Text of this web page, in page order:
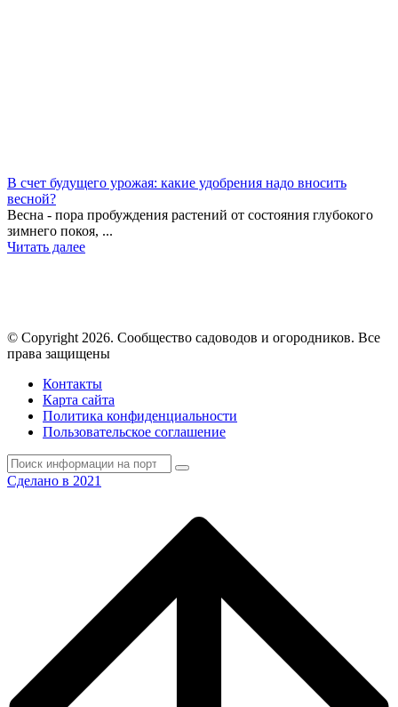
В счет будущего урожая: какие удобрения надо вносить
весной?
Весна - пора пробуждения растений от состояния глубокого
зимнего покоя, ...
Читать далее
© Copyright 2026. Cообщество садоводов и огородников. Все
права защищены
Контакты
Карта сайта
Политика конфиденциальности
Пользовательское соглашение
Сделано в 2021